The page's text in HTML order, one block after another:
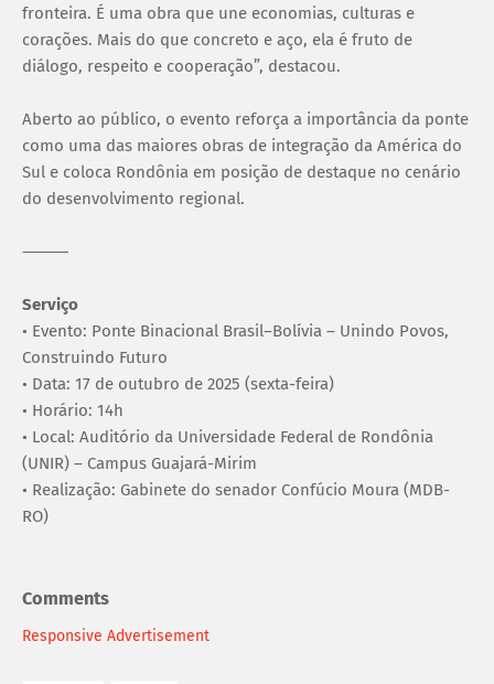
fronteira. É uma obra que une economias, culturas e
corações. Mais do que concreto e aço, ela é fruto de
diálogo, respeito e cooperação”, destacou.
Aberto ao público, o evento reforça a importância da ponte
como uma das maiores obras de integração da América do
Sul e coloca Rondônia em posição de destaque no cenário
do desenvolvimento regional.
⸻
Serviço
• Evento: Ponte Binacional Brasil–Bolívia – Unindo Povos,
Construindo Futuro
• Data: 17 de outubro de 2025 (sexta-feira)
• Horário: 14h
• Local: Auditório da Universidade Federal de Rondônia
(UNIR) – Campus Guajará-Mirim
• Realização: Gabinete do senador Confúcio Moura (MDB-
RO)
Comments
Responsive Advertisement